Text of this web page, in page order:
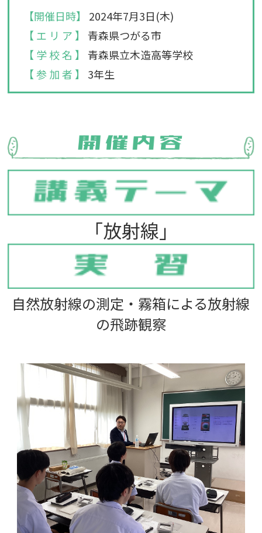
【開催日時】
2024年7月3日(木)
【 エ リ ア 】
青森県つがる市
【 学 校 名 】
青森県立木造高等学校
【 参 加 者 】
3年生
「放射線」
自然放射線の測定・霧箱による放射線
の飛跡観察